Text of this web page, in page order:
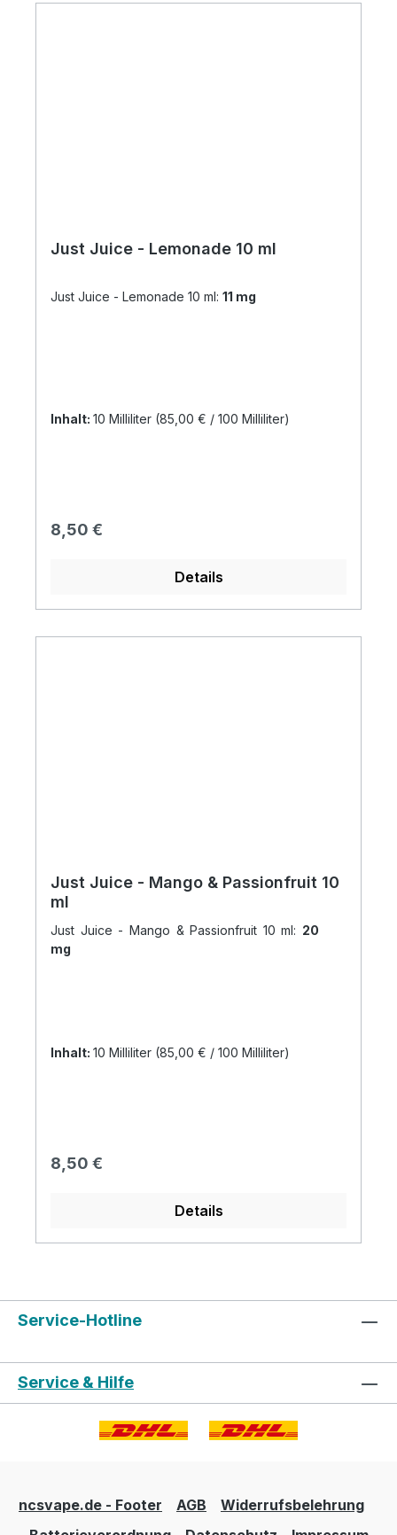
Just Juice - Lemonade 10 ml
Just Juice - Lemonade 10 ml: 11 mg
Inhalt: 10 Milliliter (85,00 € / 100 Milliliter)
Regulärer Preis:
8,50 €
Details
Just Juice - Mango & Passionfruit 10
ml
Just Juice - Mango & Passionfruit 10 ml: 20
mg
Inhalt: 10 Milliliter (85,00 € / 100 Milliliter)
Regulärer Preis:
8,50 €
Details
Service-Hotline
Service & Hilfe
ncsvape.de - Footer AGB
Widerrufsbelehrung